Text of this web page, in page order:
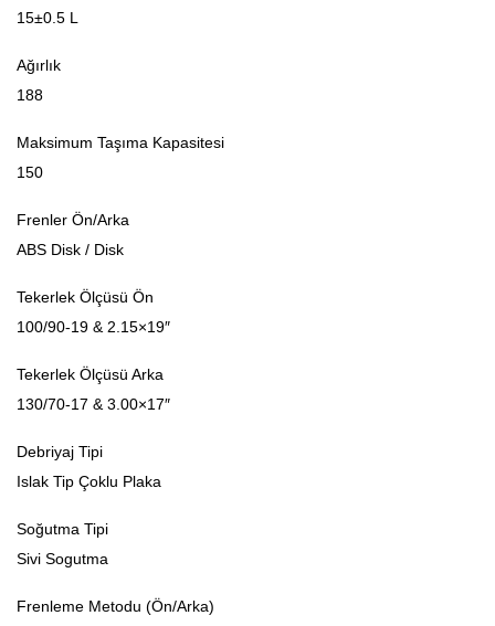
15±0.5 L
Ağırlık
188
Maksimum Taşıma Kapasitesi
150
Frenler Ön/Arka
ABS Disk / Disk
Tekerlek Ölçüsü Ön
100/90-19 & 2.15×19″
Tekerlek Ölçüsü Arka
130/70-17 & 3.00×17″
Debriyaj Tipi
Islak Tip Çoklu Plaka
Soğutma Tipi
Sivi Sogutma
Frenleme Metodu (Ön/Arka)